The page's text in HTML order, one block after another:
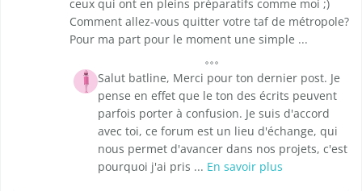
ceux qui ont en pleins préparatifs comme moi ;)
Comment allez-vous quitter votre taf de métropole?
Pour ma part pour le moment une simple ...
Salut batline, Merci pour ton dernier post. Je
pense en effet que le ton des écrits peuvent
parfois porter à confusion. Je suis d'accord
avec toi, ce forum est un lieu d'échange, qui
nous permet d'avancer dans nos projets, c'est
pourquoi j'ai pris ... En savoir plus